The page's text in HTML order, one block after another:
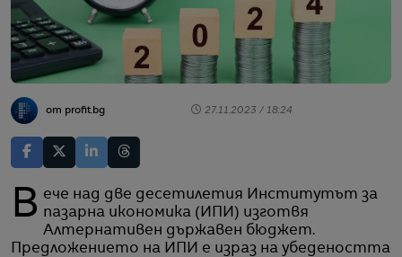
от profit.bg 27.11.2023 / 18:24
Вече над две десетилетия Институтът за пазарна икономика (ИПИ) изготвя
Алтернативен държавен бюджет.
Предложението на ИПИ е израз на убедеността